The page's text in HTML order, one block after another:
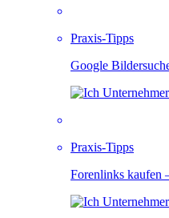
Praxis-Tipps
Google
Praxis-Tipps
Forenlinks kaufen